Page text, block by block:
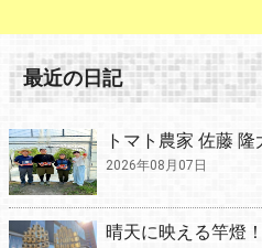
最近の日記
トマト農家 佐藤 隆
2026年08月07日
晴天に映える竿燈